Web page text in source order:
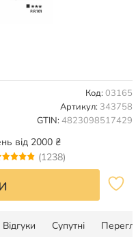
Код: 03165
Артикул: 343758
GTIN: 4823098517429
від 2000 ₴
(1238)
Відгуки Супутні